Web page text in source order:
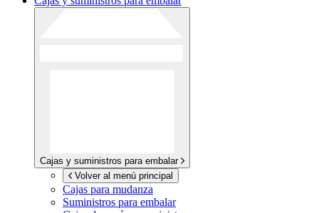
Cajas y suministros para embalar
Volver al menú principal
Cajas para mudanza
Suministros para embalar